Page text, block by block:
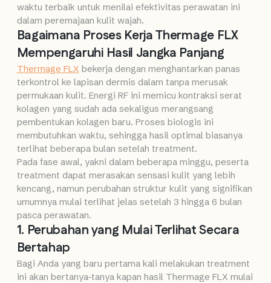
waktu terbaik untuk menilai efektivitas perawatan ini
dalam peremajaan kulit wajah.
Bagaimana Proses Kerja Thermage FLX
Mempengaruhi Hasil Jangka Panjang
Thermage FLX bekerja dengan menghantarkan panas
terkontrol ke lapisan dermis dalam tanpa merusak
permukaan kulit. Energi RF ini memicu kontraksi serat
kolagen yang sudah ada sekaligus merangsang
pembentukan kolagen baru. Proses biologis ini
membutuhkan waktu, sehingga hasil optimal biasanya
terlihat beberapa bulan setelah treatment.
Pada fase awal, yakni dalam beberapa minggu, peserta
treatment dapat merasakan sensasi kulit yang lebih
kencang, namun perubahan struktur kulit yang signifikan
umumnya mulai terlihat jelas setelah 3 hingga 6 bulan
pasca perawatan.
1. Perubahan yang Mulai Terlihat Secara
Bertahap
Bagi Anda yang baru pertama kali melakukan treatment
ini akan bertanya-tanya kapan hasil Thermage FLX mulai